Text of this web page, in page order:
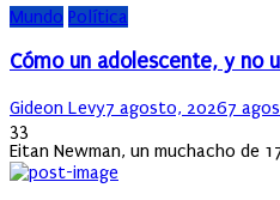
Mundo Política
Cómo un adolescente, y no
Author
Gideon LevyPosted
7 agosto, 20267
33
Eitan Newman, un muchacho de